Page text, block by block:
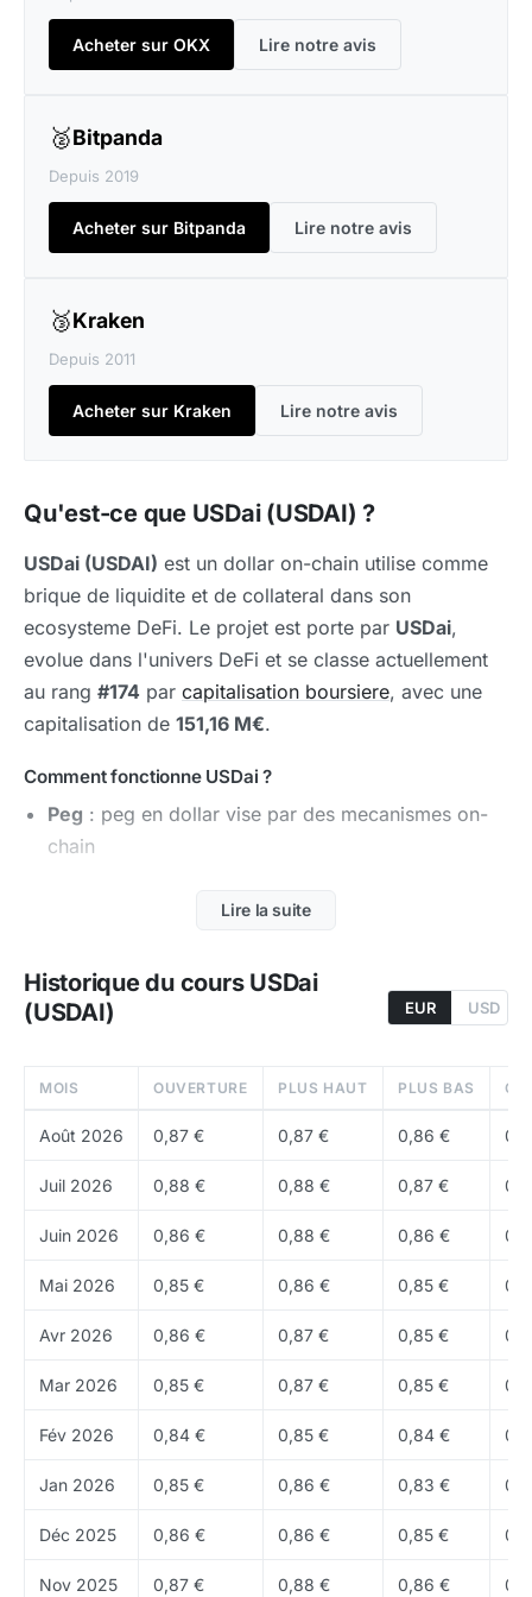
Acheter sur OKX Lire notre avis
🥈Bitpanda
Depuis 2019
Acheter sur Bitpanda Lire notre avis
🥉Kraken
Depuis 2011
Acheter sur Kraken Lire notre avis
Qu'est-ce que USDai (USDAI) ?
USDai (USDAI) est un dollar on-chain utilise comme
brique de liquidite et de collateral dans son
ecosysteme DeFi. Le projet est porte par USDai,
evolue dans l'univers DeFi et se classe actuellement
au rang #174 par capitalisation boursiere, avec une
capitalisation de 151,16 M€.
Comment fonctionne USDai ?
Peg : peg en dollar vise par des mecanismes on-
chain
les dollars synthetiques
protocole
Usage: usage prioritaire comme reserve de
liquidite, collateral et brique de
USDAI n'a en general pas de supply fixe : l'offre
evolue selon la demande, les depots, les
positions. Actuellement, environ 174,09 MUSDAI sont
en circulation. La robustesse du produit se mesure
peg et a rester liquide.
Prix et historique
Comme la plupart des stablecoins, USDAI vise un prix
Lire la suite
Historique du cours USDai
(USDAI)
EUR USD
MOIS OUVERTURE PLUS HAUT PLUS BAS
Août 2026 0,87 € 0,87 € 0,86 €
Juil 2026 0,88 € 0,88 € 0,87 €
Juin 2026 0,86 € 0,88 € 0,86 €
Mai 2026 0,85 € 0,86 € 0,85 €
Avr 2026 0,86 € 0,87 € 0,85 €
Mar 2026 0,85 € 0,87 € 0,85 €
Fév 2026 0,84 € 0,85 € 0,84 €
Jan 2026 0,85 € 0,86 € 0,83 €
Déc 2025 0,86 € 0,86 € 0,85 €
Nov 2025 0,87 € 0,88 € 0,86 €